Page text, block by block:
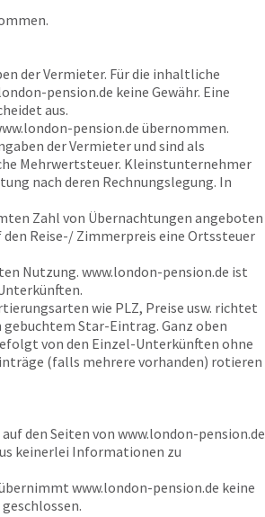
der Vermieter. Für die inhaltliche
pension.de keine Gewähr. Eine
aus.
pension.de übernommen.
der Vermieter und sind als
Mehrwertsteuer. Kleinstunternehmer
nach deren Rechnungslegung. In
Zahl von Übernachtungen angeboten
Reise-/ Zimmerpreis eine Ortssteuer
Nutzung. www.london-pension.de ist
wie PLZ, Preise usw. richtet
Star-Eintrag. Ganz oben
von den Einzel-Unterkünften ohne
(falls mehrere vorhanden) rotieren
den Seiten von www.london-pension.de
keinerlei Informationen zu
www.london-pension.de keine